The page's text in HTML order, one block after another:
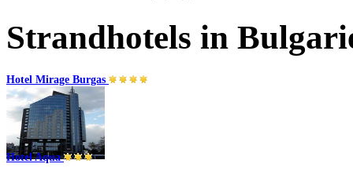
Strandhotels in
Hotel Mirage Burgas
Hotel Aqua